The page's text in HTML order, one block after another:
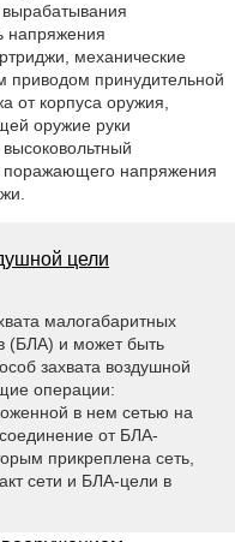
напряжения
механические
приводом принудительной
от корпуса оружия,
оружие руки
поражающего напряжения
цели
малогабаритных
(БЛА) и может быть
захвата воздушной
операции:
в нем сетью на
от БЛА-
прикреплена сеть,
сети и БЛА-цели в